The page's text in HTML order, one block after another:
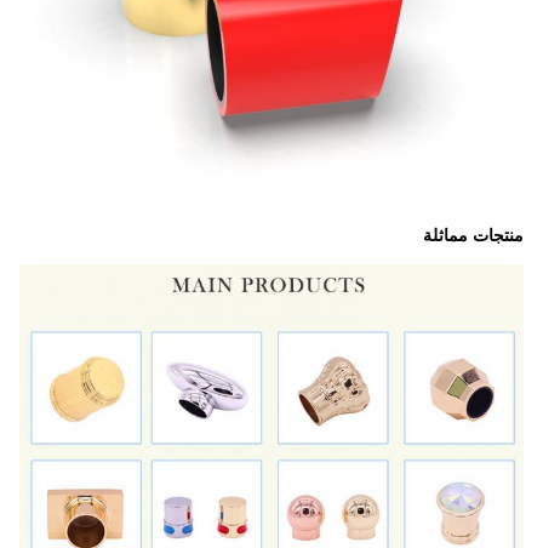
منتجات مماثلة